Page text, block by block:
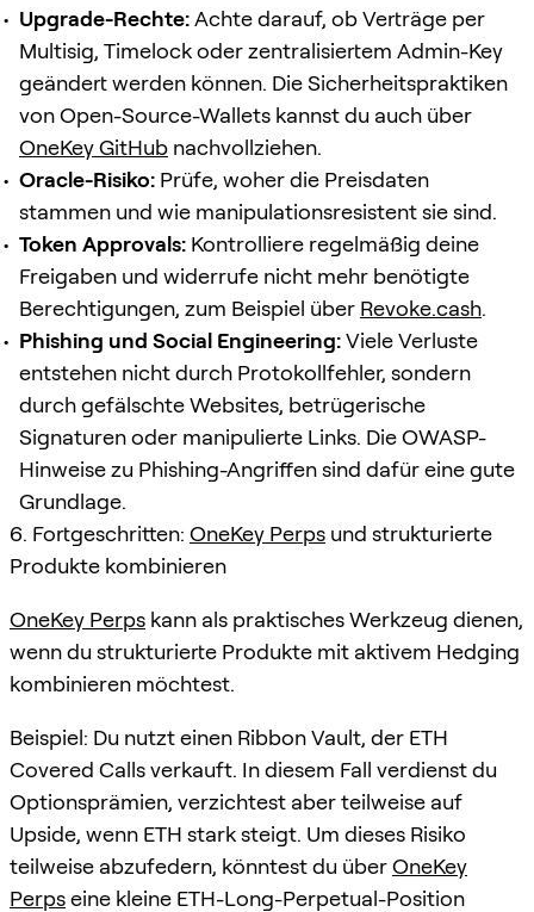
Upgrade-Rechte:Achte darauf, ob Verträge per
Multisig, Timelock oder zentralisiertem Admin-Key
geändert werden können. Die Sicherheitspraktiken
von Open-Source-Wallets kannst du auch über
OneKey GitHub nachvollziehen.
Oracle-Risiko: Prüfe, woher die Preisdaten
stammen und wie manipulationsresistent sie sind.
Token Approvals: Kontrolliere regelmäßig deine
Freigaben und widerrufe nicht mehr benötigte
Berechtigungen, zum Beispiel über Revoke.cash.
Phishing und Social Engineering:Viele Verluste
entstehen nicht durch Protokollfehler, sondern
durch gefälschte Websites, betrügerische
Signaturen oder manipulierte Links. Die OWASP-
Hinweise zu Phishing-Angriffen sind dafür eine gute
Grundlage.
6. Fortgeschritten: OneKey Perps und strukturierte
Produkte kombinieren
OneKey Perps kann als praktisches Werkzeug dienen,
wenn du strukturierte Produkte mit aktivem Hedging
kombinieren möchtest.
Beispiel: Du nutzt einen Ribbon Vault, der ETH
Covered Calls verkauft. In diesem Fall verdienst du
Optionsprämien, verzichtest aber teilweise auf
Upside, wenn ETH stark steigt. Um dieses Risiko
teilweise abzufedern, könntest du überOneKey
Perpseine kleine ETH-Long-Perpetual-Position